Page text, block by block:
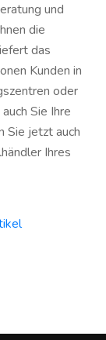
und
die
das
Kunden in
oder
Sie Ihre
Sie jetzt auch
Ihres